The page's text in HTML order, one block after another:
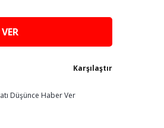
Karşılaştır
Düşünce Haber Ver